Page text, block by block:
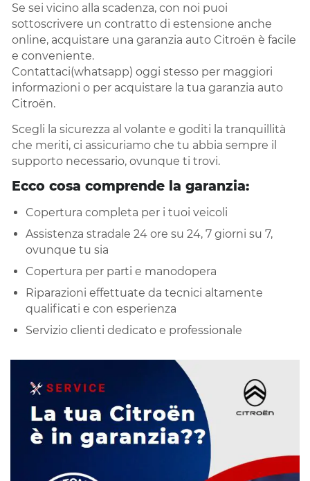
Se sei vicino alla scadenza, con noi puoi
sottoscrivere un contratto di estensione anche
online, acquistare una garanzia auto Citroën è facile
e conveniente.
Contattaci(whatsapp) oggi stesso per maggiori
informazioni o per acquistare la tua garanzia auto
Citroën.
Scegli la sicurezza al volante e goditi la tranquillità
che meriti, ci assicuriamo che tu abbia sempre il
supporto necessario, ovunque ti trovi.
Ecco cosa comprende la garanzia:
Copertura completa per i tuoi veicoli
Assistenza stradale 24 ore su 24, 7 giorni su 7,
ovunque tu sia
Copertura per parti e manodopera
Riparazioni effettuate da tecnici altamente
qualificati e con esperienza
Servizio clienti dedicato e professionale